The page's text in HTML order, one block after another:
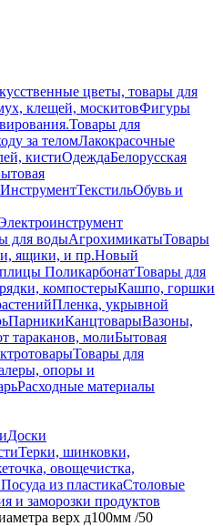
цветы, товары для
клещей, москитовФигуры
Товары для
за теломЛакокрасочные
кистиОдеждаБелорусская
ИнструментТекстильОбувь и
для водыАгрохимикатыТовары
ящики, и пр.Новый
ПоликарбонатТовары для
компостерыКашпо, горшки
Пленка, укрывной
ПарникиКанцтоварыВазоны,
тараканов, молиБытовая
Товары для
опоры и
Расходные материалы
Доски
Терки, шинковки,
овощечистка,
Посуда из пластикаСтоловые
и заморозки продуктов
верх д100мм /50